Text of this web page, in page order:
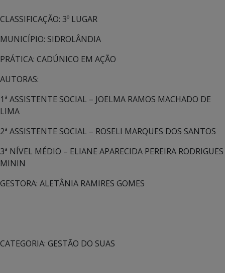
CLASSIFICAÇÃO: 3º LUGAR
MUNICÍPIO: SIDROLÂNDIA
PRÁTICA: CADÚNICO EM AÇÃO
AUTORAS:
1ª ASSISTENTE SOCIAL – JOELMA RAMOS MACHADO DE
LIMA
2ª ASSISTENTE SOCIAL – ROSELI MARQUES DOS SANTOS
3ª NÍVEL MÉDIO – ELIANE APARECIDA PEREIRA RODRIGUES
MININ
GESTORA: ALETÂNIA RAMIRES GOMES
CATEGORIA: GESTÃO DO SUAS